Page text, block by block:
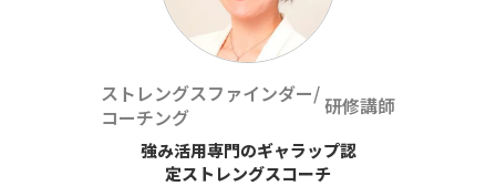
ストレングスファインダー/
コーチング
研修講師
強み活用専門のギャラップ認
定ストレングスコーチ